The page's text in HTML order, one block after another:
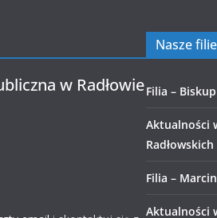
w Radłowie
Nasze
Filia –
Aktualności
Radłowskich
Filia –
Aktualności